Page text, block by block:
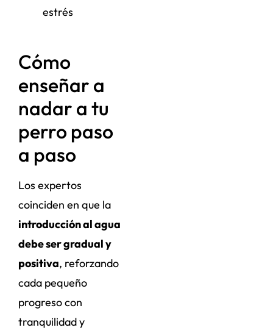
estrés
Cómo
enseñar a
nadar a tu
perro paso
a paso
Los expertos
coinciden en que la
introducción al agua
debe ser gradual y
positiva, reforzando
cada pequeño
progreso con
tranquilidad y